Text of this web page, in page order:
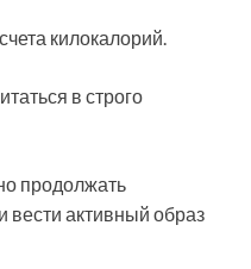
килокалорий.
в строго
продолжать
вести активный образ